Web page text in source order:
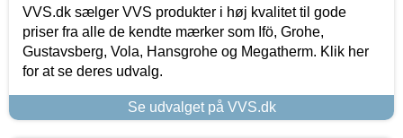
VVS.dk sælger VVS produkter i høj kvalitet til gode
priser fra alle de kendte mærker som Ifö, Grohe,
Gustavsberg, Vola, Hansgrohe og Megatherm. Klik her
for at se deres udvalg.
Se udvalget på VVS.dk